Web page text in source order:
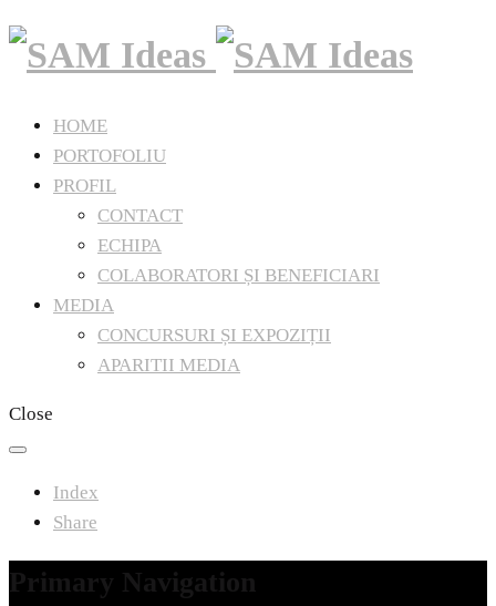
HOME
PORTOFOLIU
PROFIL
CONTACT
ECHIPA
COLABORATORI ȘI BENEFICIARI
MEDIA
CONCURSURI ȘI EXPOZIȚII
APARITII MEDIA
Close
Index
Share